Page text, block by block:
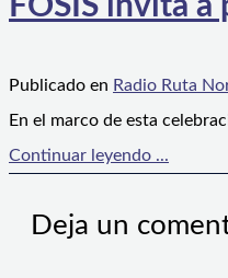
Publicado en Radio Ruta
En el marco de esta
Continuar leyendo ...
Deja un